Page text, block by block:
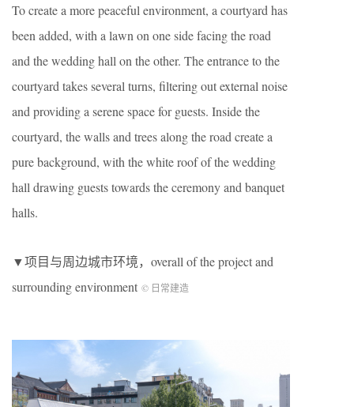
To create a more peaceful environment, a courtyard has
been added, with a lawn on one side facing the road
and the wedding hall on the other. The entrance to the
courtyard takes several turns, filtering out external noise
and providing a serene space for guests. Inside the
courtyard, the walls and trees along the road create a
pure background, with the white roof of the wedding
hall drawing guests towards the ceremony and banquet
halls.
▼项目与周边城市环境，overall of the project and
surrounding environment © 日常建造